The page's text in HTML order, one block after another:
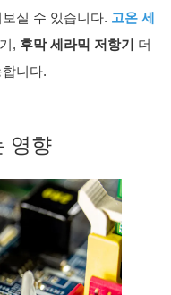
실 수 있습니다. 고온 세
, 후막 세라믹 저항기 더
니다.
영향